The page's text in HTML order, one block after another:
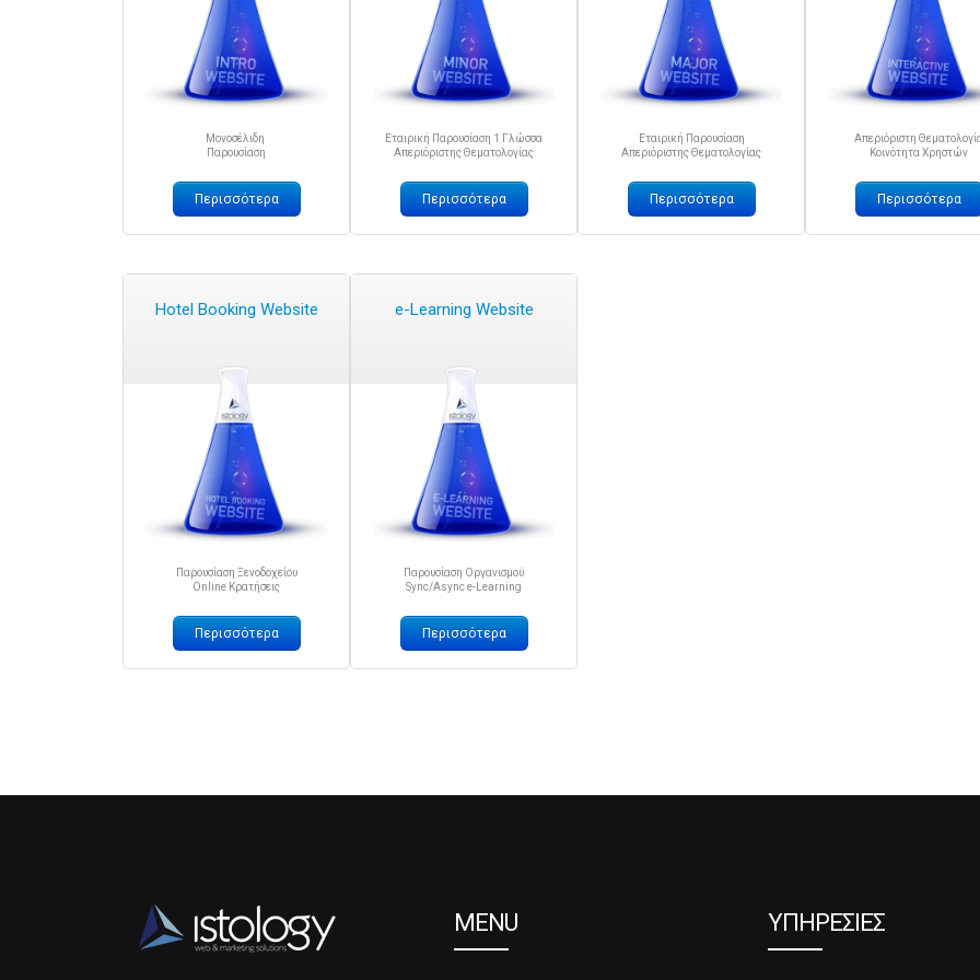
Μονοσέλιδη
Παρουσίαση
Περισσότερα
Εταιρική Παρουσίαση 1 Γλώσσα
Απεριόριστης Θεματολογίας
Περισσότερα
Εταιρική Παρουσίαση
Απεριόριστης Θεματολογίας
Περισσότερα
Απεριόριστη
Κοινότητα Χρηστών
Περισσότερα
Hotel Booking Website
Παρουσίαση Ξενοδοχείου
Online Κρατήσεις
Περισσότερα
e-Learning Website
Παρουσίαση Οργανισμού
Sync/Async e-Learning
Περισσότερα
MENU ΥΠΗΡΕΣΙΕΣ